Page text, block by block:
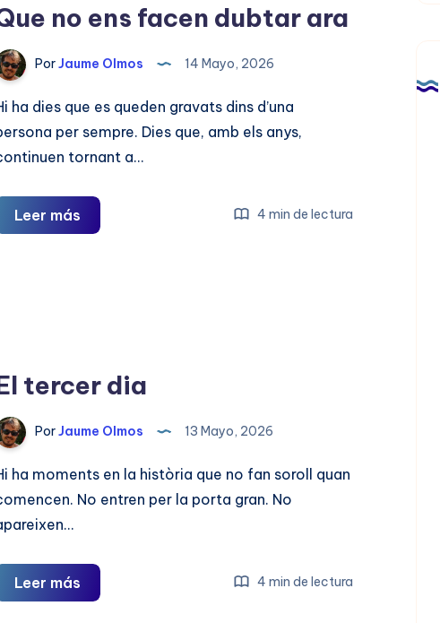
aprendre
nostre
no ens facen dubtar ara
PorJaume Olmos 14 Mayo, 2026
ha dies que es queden gravats dins d’una
per sempre. Dies que, amb els anys,
tornant a…
Leer más
no
4 min de lectura
tercer dia
PorJaume Olmos 13 Mayo, 2026
ha moments en la història que no fan soroll quan
No entren per la porta gran. No
Leer más
tercer
4 min de lectura